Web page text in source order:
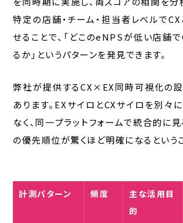
特定の店舗・チーム・担当者レベルで
せることで、「どこのeNPSが低い店舗
るか」というパターンを発見できます。
弊社が提供するCX×EX同時可視化の
あります。EXサイロとCXサイロを別々
なく、同一プラットフォームで統合的に見
の優先順位が驚くほど明確になるというこ
計測パターン 頻度
主な活用目
的